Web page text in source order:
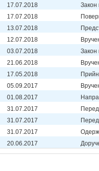
17.07.2018
Закон
17.07.2018
13.07.2018
12.07.2018
03.07.2018
Закон
21.06.2018
17.05.2018
05.09.2017
01.08.2017
31.07.2017
31.07.2017
31.07.2017
20.06.2017